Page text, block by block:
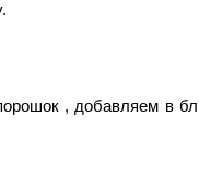
, добавляем в